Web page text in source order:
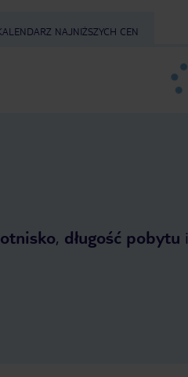
NAJNIŻSZYCH CEN
, długość pobytu i